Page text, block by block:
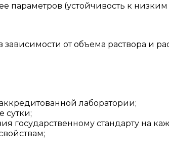
параметров (устойчивость к
от объема раствора и
лаборатории;
сутки;
государственному стандарту на